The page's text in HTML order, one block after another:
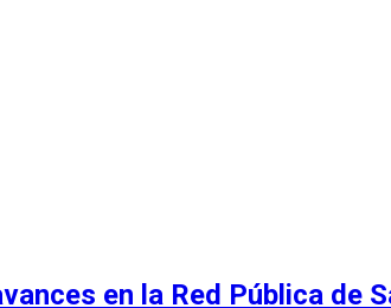
en la Red Pública de